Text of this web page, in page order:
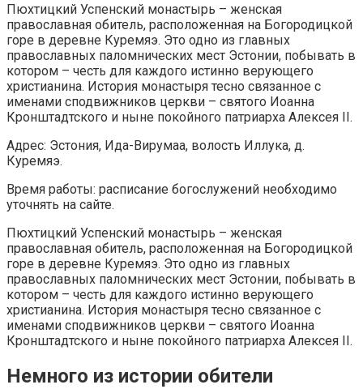
Пюхтицкий Успенский монастырь – женская
православная обитель, расположенная на Богородицкой
горе в деревне Куремяэ. Это одно из главных
православных паломнических мест Эстонии, побывать в
котором – честь для каждого истинно верующего
христианина. История монастыря тесно связанное с
именами сподвижников церкви – святого Иоанна
Кронштадтского и ныне покойного патриарха Алексея II.
Адрес: Эстония, Ида-Вирумаа, волость Иллука, д.
Куремяэ.
Время работы: расписание богослужений необходимо
уточнять на сайте.
Пюхтицкий Успенский монастырь – женская
православная обитель, расположенная на Богородицкой
горе в деревне Куремяэ. Это одно из главных
православных паломнических мест Эстонии, побывать в
котором – честь для каждого истинно верующего
христианина. История монастыря тесно связанное с
именами сподвижников церкви – святого Иоанна
Кронштадтского и ныне покойного патриарха Алексея II.
Немного из истории обители